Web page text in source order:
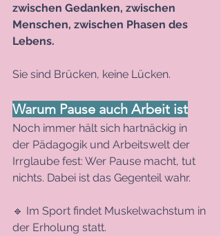
zwischen Gedanken, zwischen
Menschen, zwischen Phasen des
Lebens.
Sie sind Brücken, keine Lücken.
Warum Pause auch Arbeit ist
Noch immer hält sich hartnäckig in
der Pädagogik und Arbeitswelt der
Irrglaube fest: Wer Pause macht, tut
nichts. Dabei ist das Gegenteil wahr.
🔹 Im Sport findet Muskelwachstum in
der Erholung statt.